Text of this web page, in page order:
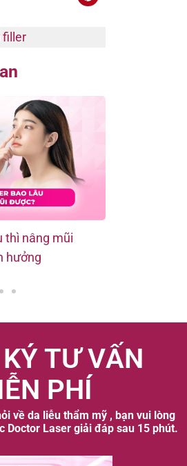
filler
thì nâng mũi
hưởng
TƯ VẤN
PHÍ
về da liễu thẩm mỹ , bạn vui lòng
Doctor Laser giải đáp sau 15 phút.